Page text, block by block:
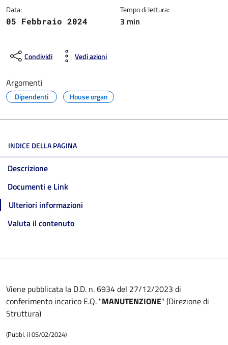
Data:
05 Febbraio 2024
Tempo di lettura:
3 min
Condividi Vedi azioni
Argomenti
Dipendenti House organ
INDICE DELLA PAGINA
Descrizione
Documenti e Link
Ulteriori informazioni
Valuta il contenuto
Viene pubblicata la D.D. n. 6934 del 27/12/2023 di
conferimento incarico E.Q. "MANUTENZIONE" (Direzione di
Struttura)
(Pubbl. il 05/02/2024)